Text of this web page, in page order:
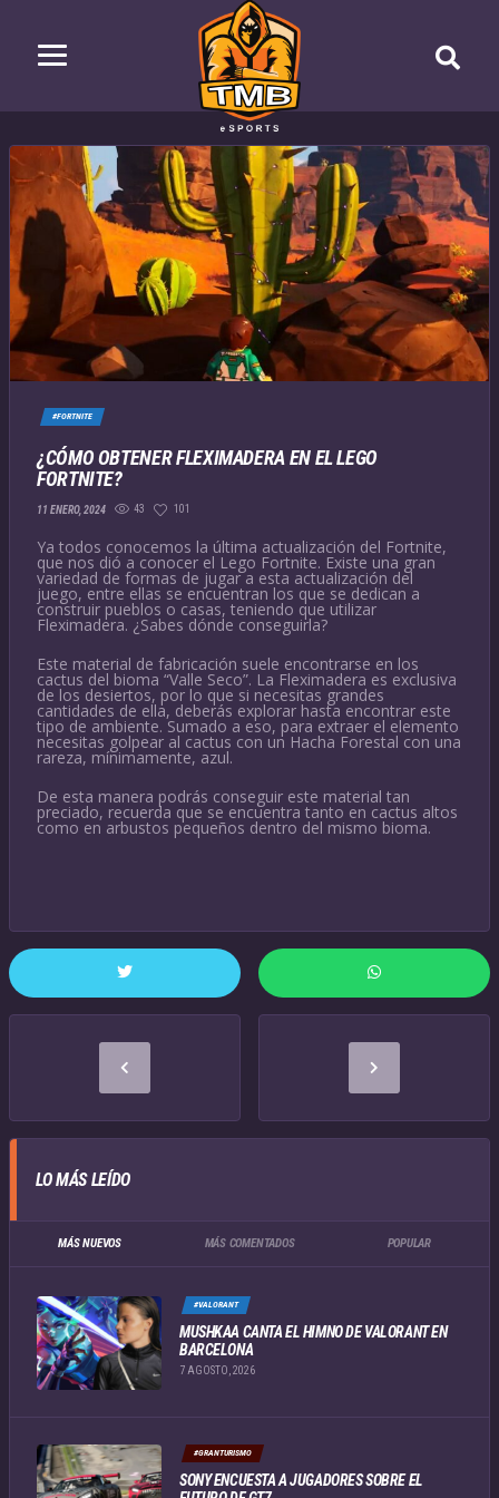
#FORTNITE
¿CÓMO OBTENER FLEXIMADERA EN EL LEGO
FORTNITE?
11 ENERO, 2024 43 101
Ya todos conocemos la última actualización del Fortnite,
que nos dió a conocer el Lego Fortnite. Existe una gran
variedad de formas de jugar a esta actualización del
juego, entre ellas se encuentran los que se dedican a
construir pueblos o casas, teniendo que utilizar
Fleximadera. ¿Sabes dónde conseguirla?
Este material de fabricación suele encontrarse en los
cactus del bioma “Valle Seco”. La Fleximadera es exclusiva
de los desiertos, por lo que si necesitas grandes
cantidades de ella, deberás explorar hasta encontrar este
tipo de ambiente. Sumado a eso, para extraer el elemento
necesitas golpear al cactus con un Hacha Forestal con una
rareza, mínimamente, azul.
De esta manera podrás conseguir este material tan
preciado, recuerda que se encuentra tanto en cactus altos
como en arbustos pequeños dentro del mismo bioma.
LO MÁS LEÍDO
MÁS NUEVOS MÁS COMENTADOS POPULAR
#VALORANT
MUSHKAA CANTA EL HIMNO DE VALORANT EN
BARCELONA
7 AGOSTO, 2026
#GRANTURISMO
SONY ENCUESTA A JUGADORES SOBRE EL